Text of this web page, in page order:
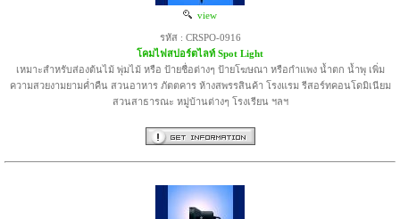
view
รหัส : CRSPO-0916
โคมไฟสปอร์ตไลท์ Spot Light
เหมาะสำหรับส่องต้นไม้ พุ่มไม้ หรือ ป้ายชื่อต่างๆ ป้ายโฆษณา หรือกำแพง น้ำตก น้ำพุ เพิ่ม
ความสวยงามยามค่ำคืน สวนอาหาร ภัตตคาร ห้างสพรรสินค้า โรงแรม รีสอร์ทคอนโดมิเนียม
สวนสาธารณะ หมู่บ้านต่างๆ โรงเรียน ฯลฯ